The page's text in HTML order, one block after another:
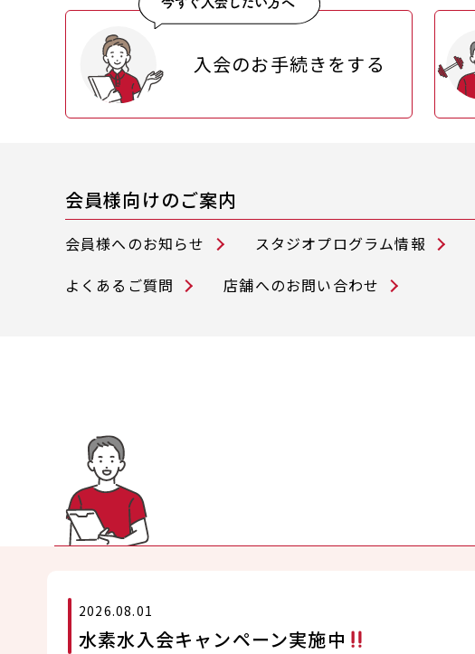
入会のお手続きをする
会員様向けのご案内
会員様へのお知らせ スタジオプログラム情報
よくあるご質問
店舗へのお問い合わせ
2026.08.01
水素水入会キャンペーン実施中